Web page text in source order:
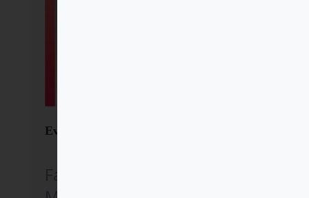
Evangelizar desde la familia